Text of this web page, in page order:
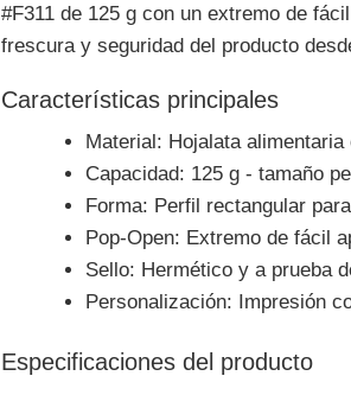
#F311 de 125 g con un extremo de
frescura y seguridad del producto
Características principales
Material: Hojalata
Capacidad: 125 g - tamaño
Forma: Perfil rectangular
Pop-Open: Extremo de fácil
Sello: Hermético y a prueba
Personalización: Impresión
Especificaciones del producto